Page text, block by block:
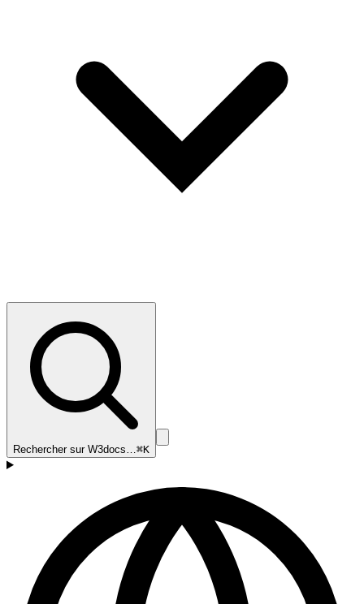
Rechercher sur W3docs…⌘K